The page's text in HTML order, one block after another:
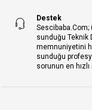
Destek
Sescibaba.Com;
sunduğu Teknik
memnuniyetini
sunduğu
sorunun en